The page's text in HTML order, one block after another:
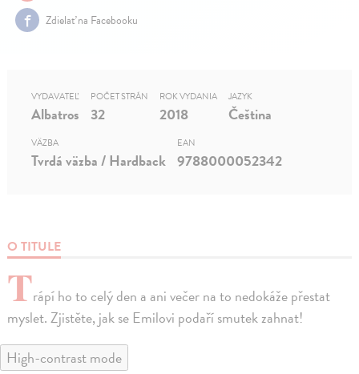
Zdielať na Facebooku
O TITULE
Trápí ho to celý den a ani večer na to nedokáže přestat
myslet. Zjistěte, jak se Emilovi podaří smutek zahnat!
VYDAVATEĽ
Albatros
POČET STRÁN
32
ROK VYDANIA
2018
JAZYK
Čeština
VÄZBA
Tvrdá väzba / Hardback
EAN
9788000052342
High-contrast mode